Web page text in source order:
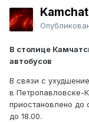
В столице
автобусов
В связи с
в Петропавловске-
приостановлено до
до 18.00.